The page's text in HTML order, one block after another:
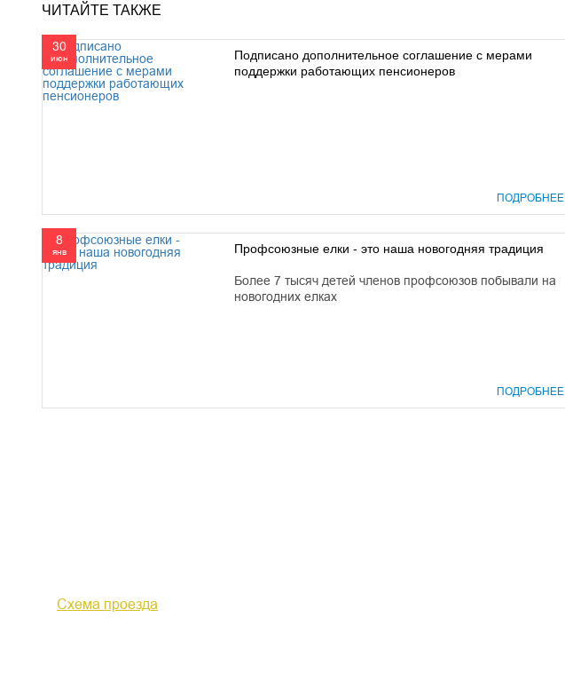
ЧИТАЙТЕ ТАКЖЕ
30
июн
Подписано дополнительное соглашение с мерами
поддержки работающих пенсионеров
ПОДРОБНЕЕ
8
янв Профсоюзные елки - это наша новогодняя традиция
Более 7 тысяч детей членов профсоюзов побывали на
новогодних елках
ПОДРОБНЕЕ
Схема проезда